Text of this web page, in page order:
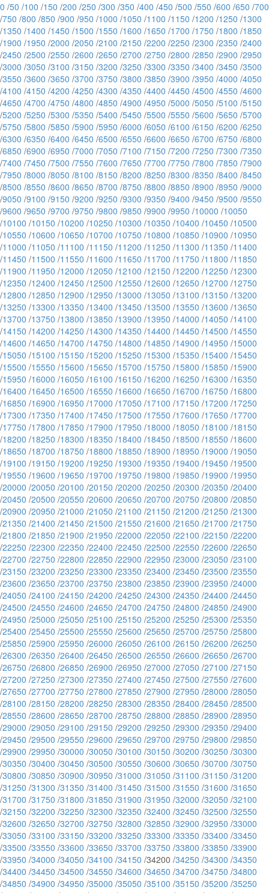
0 /50 /100 /150 /200 /250 /300 /350 /400 /450 /500 /550 /600 /650 /700
/750 /800 /850 /900 /950 /1000 /1050 /1100 /1150 /1200 /1250 /1300
/1350 /1400 /1450 /1500 /1550 /1600 /1650 /1700 /1750 /1800 /1850
/1900 /1950 /2000 /2050 /2100 /2150 /2200 /2250 /2300 /2350 /2400
/2450 /2500 /2550 /2600 /2650 /2700 /2750 /2800 /2850 /2900 /2950
/3000 /3050 /3100 /3150 /3200 /3250 /3300 /3350 /3400 /3450 /3500
/3550 /3600 /3650 /3700 /3750 /3800 /3850 /3900 /3950 /4000 /4050
/4100 /4150 /4200 /4250 /4300 /4350 /4400 /4450 /4500 /4550 /4600
/4650 /4700 /4750 /4800 /4850 /4900 /4950 /5000 /5050 /5100 /5150
/5200 /5250 /5300 /5350 /5400 /5450 /5500 /5550 /5600 /5650 /5700
/5750 /5800 /5850 /5900 /5950 /6000 /6050 /6100 /6150 /6200 /6250
/6300 /6350 /6400 /6450 /6500 /6550 /6600 /6650 /6700 /6750 /6800
/6850 /6900 /6950 /7000 /7050 /7100 /7150 /7200 /7250 /7300 /7350
/7400 /7450 /7500 /7550 /7600 /7650 /7700 /7750 /7800 /7850 /7900
/7950 /8000 /8050 /8100 /8150 /8200 /8250 /8300 /8350 /8400 /8450
/8500 /8550 /8600 /8650 /8700 /8750 /8800 /8850 /8900 /8950 /9000
/9050 /9100 /9150 /9200 /9250 /9300 /9350 /9400 /9450 /9500 /9550
/9600 /9650 /9700 /9750 /9800 /9850 /9900 /9950 /10000 /10050
/10100 /10150 /10200 /10250 /10300 /10350 /10400 /10450 /10500
/10550 /10600 /10650 /10700 /10750 /10800 /10850 /10900 /10950
/11000 /11050 /11100 /11150 /11200 /11250 /11300 /11350 /11400
/11450 /11500 /11550 /11600 /11650 /11700 /11750 /11800 /11850
/11900 /11950 /12000 /12050 /12100 /12150 /12200 /12250 /12300
/12350 /12400 /12450 /12500 /12550 /12600 /12650 /12700 /12750
/12800 /12850 /12900 /12950 /13000 /13050 /13100 /13150 /13200
/13250 /13300 /13350 /13400 /13450 /13500 /13550 /13600 /13650
/13700 /13750 /13800 /13850 /13900 /13950 /14000 /14050 /14100
/14150 /14200 /14250 /14300 /14350 /14400 /14450 /14500 /14550
/14600 /14650 /14700 /14750 /14800 /14850 /14900 /14950 /15000
/15050 /15100 /15150 /15200 /15250 /15300 /15350 /15400 /15450
/15500 /15550 /15600 /15650 /15700 /15750 /15800 /15850 /15900
/15950 /16000 /16050 /16100 /16150 /16200 /16250 /16300 /16350
/16400 /16450 /16500 /16550 /16600 /16650 /16700 /16750 /16800
/16850 /16900 /16950 /17000 /17050 /17100 /17150 /17200 /17250
/17300 /17350 /17400 /17450 /17500 /17550 /17600 /17650 /17700
/17750 /17800 /17850 /17900 /17950 /18000 /18050 /18100 /18150
/18200 /18250 /18300 /18350 /18400 /18450 /18500 /18550 /18600
/18650 /18700 /18750 /18800 /18850 /18900 /18950 /19000 /19050
/19100 /19150 /19200 /19250 /19300 /19350 /19400 /19450 /19500
/19550 /19600 /19650 /19700 /19750 /19800 /19850 /19900 /19950
/20000 /20050 /20100 /20150 /20200 /20250 /20300 /20350 /20400
/20450 /20500 /20550 /20600 /20650 /20700 /20750 /20800 /20850
/20900 /20950 /21000 /21050 /21100 /21150 /21200 /21250 /21300
/21350 /21400 /21450 /21500 /21550 /21600 /21650 /21700 /21750
/21800 /21850 /21900 /21950 /22000 /22050 /22100 /22150 /22200
/22250 /22300 /22350 /22400 /22450 /22500 /22550 /22600 /22650
/22700 /22750 /22800 /22850 /22900 /22950 /23000 /23050 /23100
/23150 /23200 /23250 /23300 /23350 /23400 /23450 /23500 /23550
/23600 /23650 /23700 /23750 /23800 /23850 /23900 /23950 /24000
/24050 /24100 /24150 /24200 /24250 /24300 /24350 /24400 /24450
/24500 /24550 /24600 /24650 /24700 /24750 /24800 /24850 /24900
/24950 /25000 /25050 /25100 /25150 /25200 /25250 /25300 /25350
/25400 /25450 /25500 /25550 /25600 /25650 /25700 /25750 /25800
/25850 /25900 /25950 /26000 /26050 /26100 /26150 /26200 /26250
/26300 /26350 /26400 /26450 /26500 /26550 /26600 /26650 /26700
/26750 /26800 /26850 /26900 /26950 /27000 /27050 /27100 /27150
/27200 /27250 /27300 /27350 /27400 /27450 /27500 /27550 /27600
/27650 /27700 /27750 /27800 /27850 /27900 /27950 /28000 /28050
/28100 /28150 /28200 /28250 /28300 /28350 /28400 /28450 /28500
/28550 /28600 /28650 /28700 /28750 /28800 /28850 /28900 /28950
/29000 /29050 /29100 /29150 /29200 /29250 /29300 /29350 /29400
/29450 /29500 /29550 /29600 /29650 /29700 /29750 /29800 /29850
/29900 /29950 /30000 /30050 /30100 /30150 /30200 /30250 /30300
/30350 /30400 /30450 /30500 /30550 /30600 /30650 /30700 /30750
/30800 /30850 /30900 /30950 /31000 /31050 /31100 /31150 /31200
/31250 /31300 /31350 /31400 /31450 /31500 /31550 /31600 /31650
/31700 /31750 /31800 /31850 /31900 /31950 /32000 /32050 /32100
/32150 /32200 /32250 /32300 /32350 /32400 /32450 /32500 /32550
/32600 /32650 /32700 /32750 /32800 /32850 /32900 /32950 /33000
/33050 /33100 /33150 /33200 /33250 /33300 /33350 /33400 /33450
/33500 /33550 /33600 /33650 /33700 /33750 /33800 /33850 /33900
/33950 /34000 /34050 /34100 /34150 /34200 /34250 /34300 /34350
/34400 /34450 /34500 /34550 /34600 /34650 /34700 /34750 /34800
/34850 /34900 /34950 /35000 /35050 /35100 /35150 /35200 /35250